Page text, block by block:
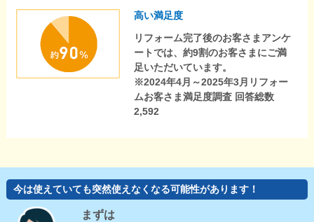
高い満足度
リフォーム完了後のお客さまアンケ
ートでは、約9割のお客さまにご満
足いただいています。
※2024年4月～2025年3月リフォー
ムお客さま満足度調査 回答総数
2,592
今は使えていても突然使えなくなる可能性があります！
まずは